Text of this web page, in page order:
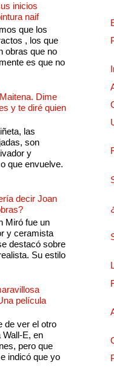
inicios
naif
que los
, los que
obras que no
es que no
Dime
y te diré quien
las
son
y
que envuelve.
decir Joan
Miró fue un
y ceramista
destacó sobre
Su estilo
película
de ver el otro
E, en
pero que
indicó que yo